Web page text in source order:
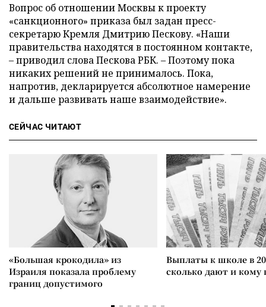
Вопрос об отношении Москвы к проекту
«санкционного» приказа был задан пресс-
секретарю Кремля Дмитрию Пескову. «Наши
правительства находятся в постоянном контакте,
– приводил слова Пескова РБК. – Поэтому пока
никаких решений не принималось. Пока,
напротив, декларируется абсолютное намерение
и дальше развивать наше взаимодействие».
СЕЙЧАС ЧИТАЮТ
«Большая крокодила» из
Израиля показала проблему
границ допустимого
Выплаты к школе в
сколько дают и